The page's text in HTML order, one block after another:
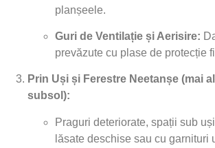
planșeele.
Guri de Ventilație și Aerisire:
prevăzute cu plase de protecție
Prin Uși și Ferestre Neetanșe (mai
subsol):
Praguri deteriorate, spații sub
lăsate deschise sau cu garnituri